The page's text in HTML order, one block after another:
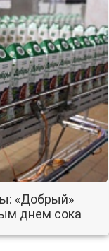
«Добрый»
днем сока